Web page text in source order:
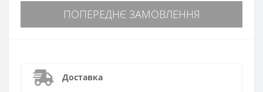
ПОПЕРЕДНЄ ЗАМОВЛЕННЯ
Доставка